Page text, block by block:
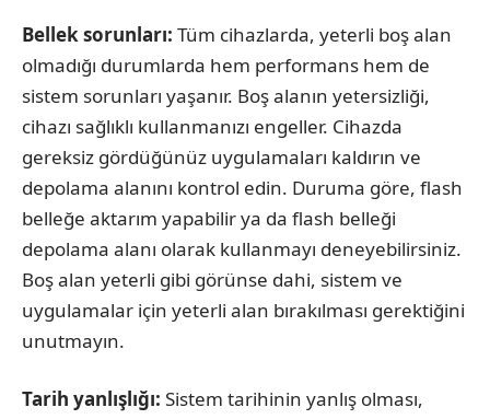
Bellek sorunları: Tüm cihazlarda, yeterli boş alan
olmadığı durumlarda hem performans hem de
sistem sorunları yaşanır. Boş alanın yetersizliği,
cihazı sağlıklı kullanmanızı engeller. Cihazda
gereksiz gördüğünüz uygulamaları kaldırın ve
depolama alanını kontrol edin. Duruma göre, flash
belleğe aktarım yapabilir ya da flash belleği
depolama alanı olarak kullanmayı deneyebilirsiniz.
Boş alan yeterli gibi görünse dahi, sistem ve
uygulamalar için yeterli alan bırakılması gerektiğini
unutmayın.
Tarih yanlışlığı: Sistem tarihinin yanlış olması,